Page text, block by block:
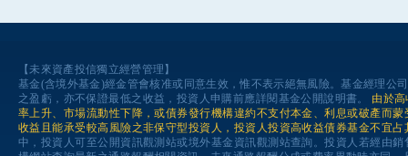
【未來資產投信獨立經營管理】
基金(含境外基金)經金管會核准或同意生效，惟不表示絕無風險。基金經理
之盈虧，亦不保證最低之收益，投資人申購前應詳閱基金公開說明書。 由於
率上升、市場流動性下降，或債券發行機構違約不支付本金、利息或破產而
收益且能承受較高風險之非保守型投資人，投資人投資高收益債券基金不宜
中，投資人可至公開資訊觀測站或境外基金資訊觀測站查詢。投資人若經由